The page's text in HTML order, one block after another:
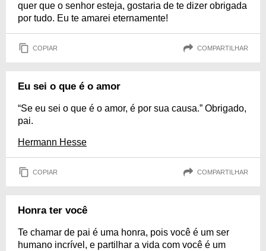
quer que o senhor esteja, gostaria de te dizer obrigada
por tudo. Eu te amarei eternamente!
COPIAR COMPARTILHAR
Eu sei o que é o amor
“Se eu sei o que é o amor, é por sua causa.” Obrigado,
pai.
Hermann Hesse
COPIAR COMPARTILHAR
Honra ter você
Te chamar de pai é uma honra, pois você é um ser
humano incrível, e partilhar a vida com você é um